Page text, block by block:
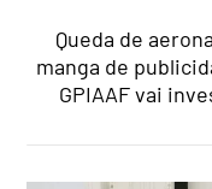
Queda de
manga de
GPIAAF vai